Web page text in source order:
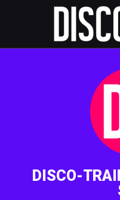
DISCO-